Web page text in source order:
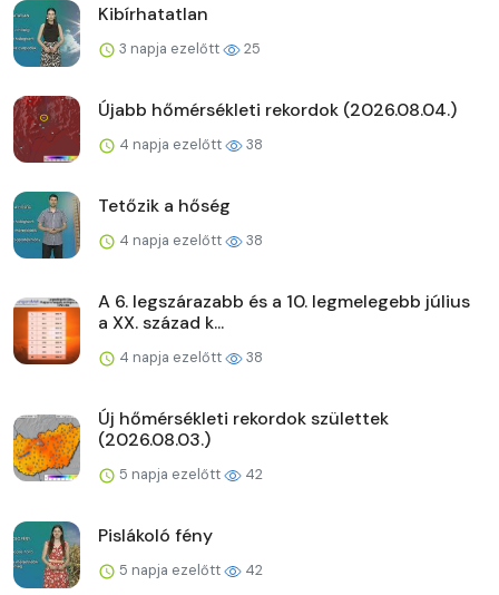
Kibírhatatlan
3 napja ezelőtt 25
Újabb hőmérsékleti rekordok (2026.08.04.)
4 napja ezelőtt 38
Tetőzik a hőség
4 napja ezelőtt 38
A 6. legszárazabb és a 10. legmelegebb július
a XX. század k...
4 napja ezelőtt 38
Új hőmérsékleti rekordok születtek
(2026.08.03.)
5 napja ezelőtt 42
Pislákoló fény
5 napja ezelőtt 42